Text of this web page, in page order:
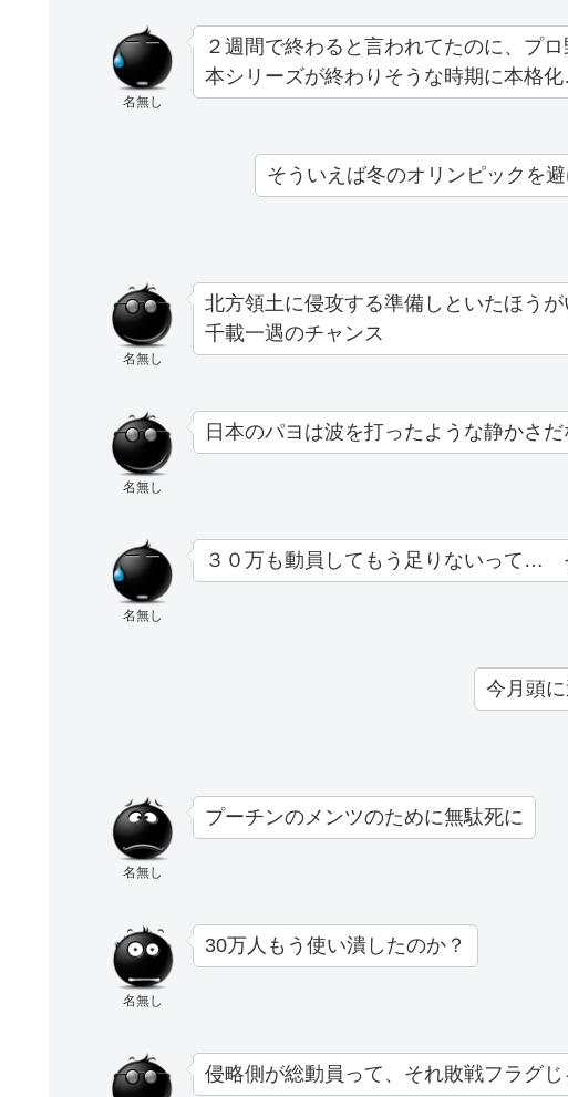
名無し
２週間で終わると言われてたのに、プ
本シリーズが終わりそうな時期に本格
そういえば冬のオリンピックを
名無し
北方領土に侵攻する準備しといたほう
千載一遇のチャンス
名無し
日本のパヨは波を打ったような静かさだ
名無し
３０万も動員してもう足りないって…
今月頭
名無し
プーチンのメンツのために無駄死に
名無し
30万人もう使い潰したのか？
侵略側が総動員って、それ敗戦フラグじ